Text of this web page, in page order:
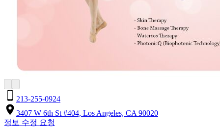
213-255-0924
3407 W 6th St #404, Los Angeles, CA 90020
정보 수정 요청